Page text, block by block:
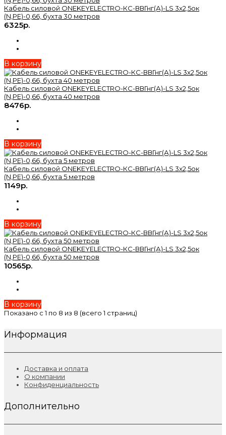
Кабель силовой ONEKEYELECTRO-КС-ВВГнг(А)-LS 3х2,5ок
(N,PE)-0,66, бухта 30 метров
6325р.
В корзину
Кабель силовой ONEKEYELECTRO-КС-ВВГнг(А)-LS 3х2,5ок
(N,PE)-0,66, бухта 40 метров
8476р.
В корзину
Кабель силовой ONEKEYELECTRO-КС-ВВГнг(А)-LS 3х2,5ок
(N,PE)-0,66, бухта 5 метров
1149р.
В корзину
Кабель силовой ONEKEYELECTRO-КС-ВВГнг(А)-LS 3х2,5ок
(N,PE)-0,66, бухта 50 метров
10565р.
В корзину
Показано с 1 по 8 из 8 (всего 1 страниц)
Информация
Доставка и оплата
О компании
Конфиденциальность
Дополнительно